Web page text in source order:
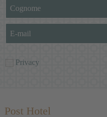
Privacy
Post Hotel